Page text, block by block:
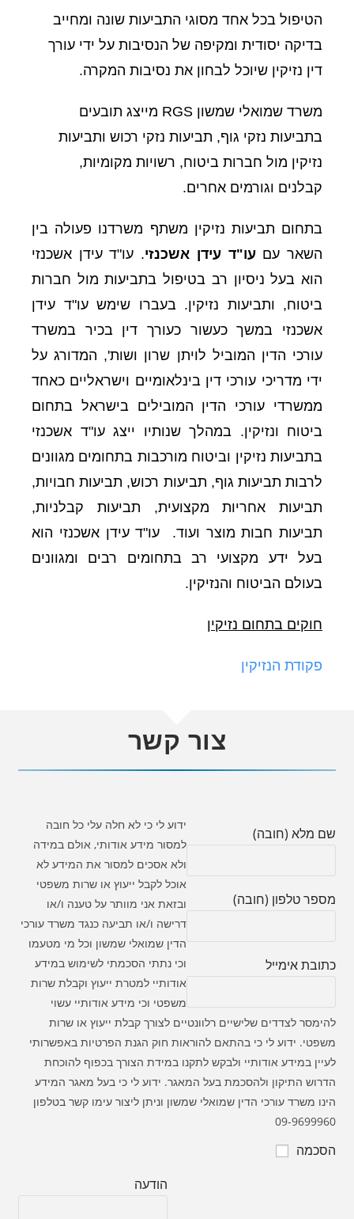
הטיפול בכל אחד מסוגי התביעות שונה ומחייב
בדיקה יסודית ומקיפה של הנסיבות על ידי עורך
דין נזיקין שיוכל לבחון את נסיבות המקרה.
משרד שמואלי שמשון RGS מייצג תובעים
בתביעות נזקי גוף, תביעות נזקי רכוש ותביעות
נזיקין מול חברות ביטוח, רשויות מקומיות,
קבלנים וגורמים אחרים.
בתחום תביעות נזיקין משתף משרדנו פעולה בין
השאר עםעו"ד עידן אשכנזי. עו"ד עידן אשכנזי
הוא בעל ניסיון רב בטיפול בתביעות מול חברות
ביטוח, ותביעות נזיקין. בעברו שימש עו"ד עידן
אשכנזי במשך כעשור כעורך דין בכיר במשרד
עורכי הדין המוביל לויתן שרון ושות', המדורג על
ידי מדריכי עורכי דין בינלאומיים וישראליים כאחד
ממשרדי עורכי הדין המובילים בישראל בתחום
ביטוח ונזיקין. במהלך שנותיו ייצג עו"ד אשכנזי
בתביעות נזיקין וביטוח מורכבות בתחומים מגוונים
לרבות תביעות גוף, תביעות רכוש, תביעות חבויות,
תביעות אחריות מקצועית, תביעות קבלניות,
תביעות חבות מוצר ועוד. עו"ד עידן אשכנזי הוא
בעל ידע מקצועי רב בתחומים רבים ומגוונים
בעולם הביטוח והנזיקין.
חוקים בתחום נזיקין
פקודת הנזיקין
צור קשר
שם מלא (חובה)
מספר טלפון (חובה)
כתובת אימייל
ידוע לי כי לא חלה עלי כל חובה
למסור מידע אודותי, אולם במידה
ולא אסכים למסור את המידע לא
אוכל לקבל ייעוץ או שרות משפטי
ובזאת אני מוותר על טענה ו/או
דרישה ו/או תביעה כנגד משרד עורכי
הדין שמואלי שמשון וכל מי מטעמו
וכי נתתי הסכמתי לשימוש במידע
אודותיי למטרת ייעוץ וקבלת שרות
משפטי וכי מידע אודותיי עשוי
להימסר לצדדים שלישיים רלוונטיים לצורך קבלת ייעוץ או שרות
משפטי. ידוע לי כי בהתאם להוראות חוק הגנת הפרטיות באפשרותי
לעיין במידע אודותיי ולבקש לתקנו במידת הצורך בכפוף להוכחת
הדרוש התיקון ולהסכמת בעל המאגר. ידוע לי כי בעל מאגר המידע
הינו משרד עורכי הדין שמואלי שמשון וניתן ליצור עימו קשר בטלפון
09-9699960
הסכמה
הודעה